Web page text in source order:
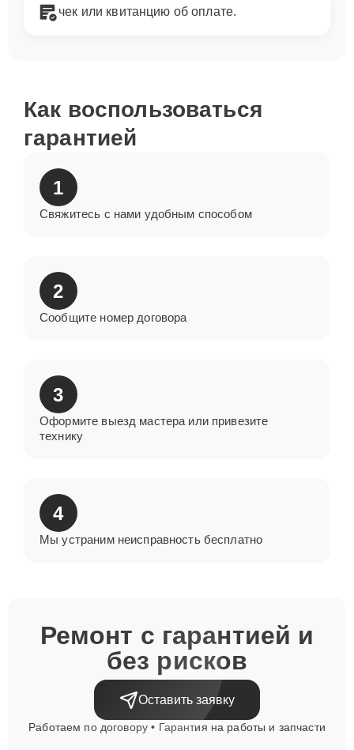
чек или квитанцию об оплате.
Как воспользоваться
гарантией
1
Свяжитесь с нами удобным способом
2
Сообщите номер договора
3
Оформите выезд мастера или привезите
технику
4
Мы устраним неисправность бесплатно
Ремонт с гарантией и
без рисков
Оставить заявку
Работаем по договору • Гарантия на работы и запчасти